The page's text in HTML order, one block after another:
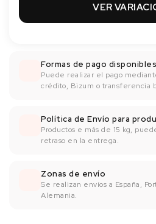
VER
Formas de pago disponibles
Puede realizar el pago
crédito, Bizum o transferencia
Política de Envío para
Productos e más de 15 kg,
retraso en la entrega.
Zonas de envío
Se realizan envíos a España,
Alemania.